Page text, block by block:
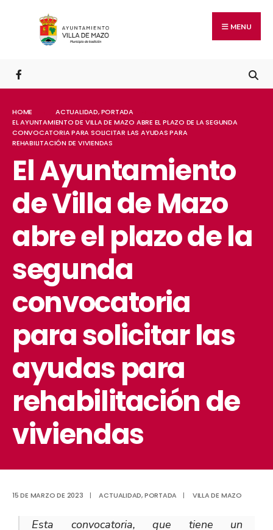
MENU
HOME ACTUALIDAD,PORTADA
EL AYUNTAMIENTO DE VILLA DE MAZO ABRE EL PLAZO DE LA SEGUNDA
CONVOCATORIA PARA SOLICITAR LAS AYUDAS PARA
REHABILITACIÓN DE VIVIENDAS
El Ayuntamiento
de Villa de Mazo
abre el plazo de la
segunda
convocatoria
para solicitar las
ayudas para
rehabilitación de
viviendas
15 DE MARZO DE 2023 | ACTUALIDAD,PORTADA | VILLA DE MAZO
Esta convocatoria, que tiene un